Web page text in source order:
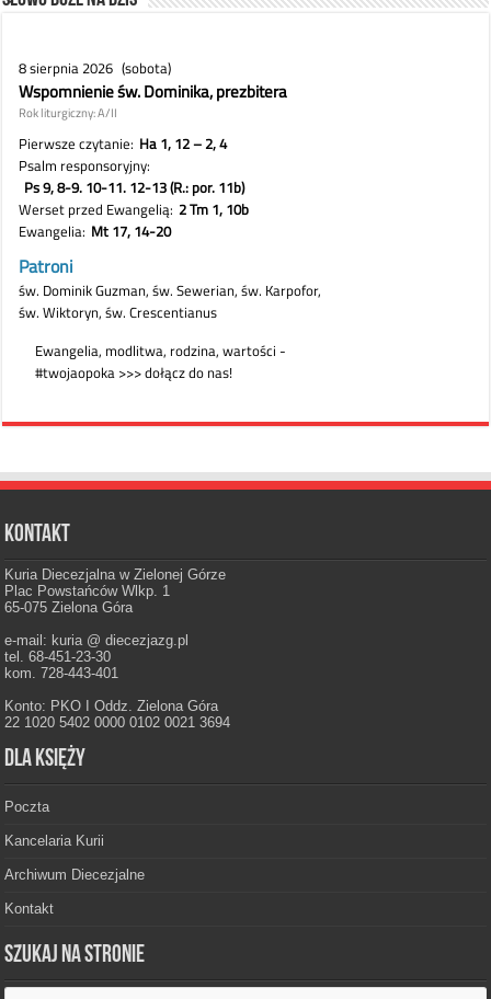
Kontakt
Kuria Diecezjalna w Zielonej Górze
Plac Powstańców Wlkp. 1
65-075 Zielona Góra
e-mail: kuria @ diecezjazg.pl
tel. 68-451-23-30
kom. 728-443-401
Konto: PKO I Oddz. Zielona Góra
22 1020 5402 0000 0102 0021 3694
Dla księży
Poczta
Kancelaria Kurii
Archiwum Diecezjalne
Kontakt
Szukaj na stronie